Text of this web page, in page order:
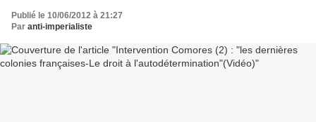
Publié le 10/06/2012 à 21:27
Par anti-imperialiste